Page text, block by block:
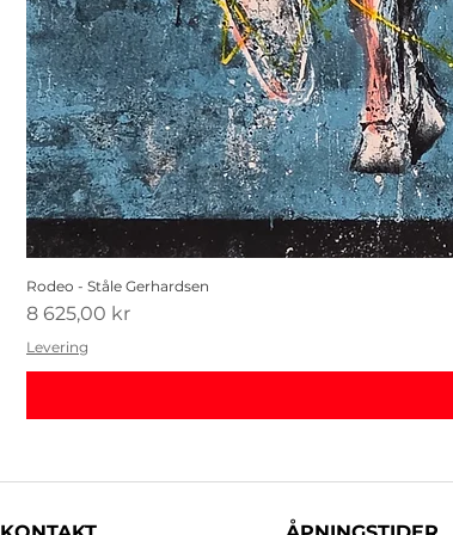
Rodeo - Ståle Gerhardsen
Pris
8 625,00 kr
Levering